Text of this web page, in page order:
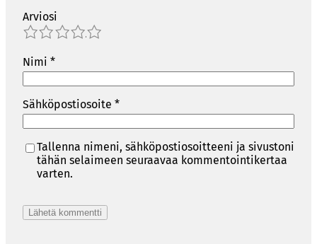
Arviosi
4
3
2
1
Nimi *
Sähköpostiosoite *
Tallenna nimeni, sähköpostiosoitteeni ja sivustoni
tähän selaimeen seuraavaa kommentointikertaa
varten.